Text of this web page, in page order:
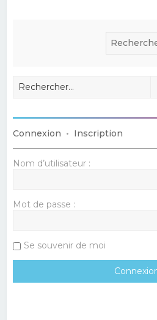
Connexion • Inscription
Nom d’utilisateur :
Mot de passe :
Se souvenir de moi